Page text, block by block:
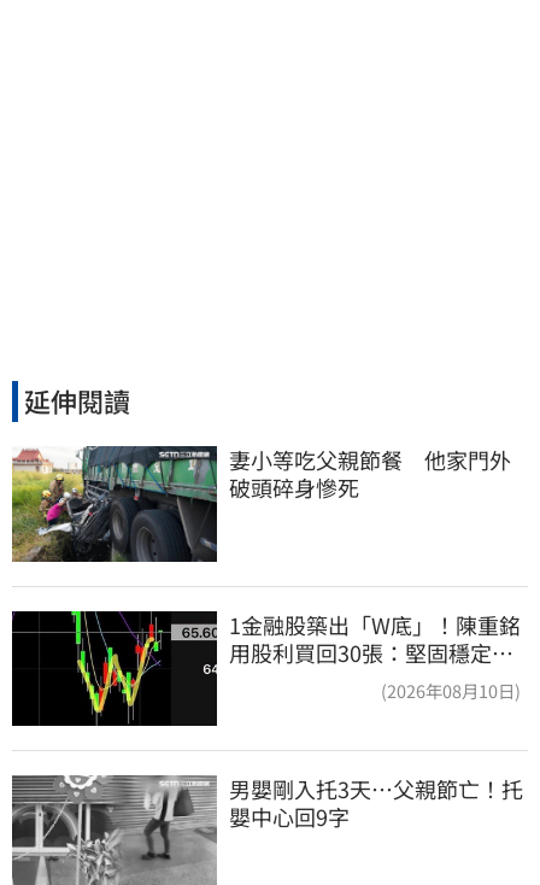
延伸閱讀
妻小等吃父親節餐　他家門外
破頭碎身慘死
1金融股築出「W底」！陳重銘
用股利買回30張：堅固穩定的
(2026年08月10日)
男嬰剛入托3天…父親節亡！托
嬰中心回9字